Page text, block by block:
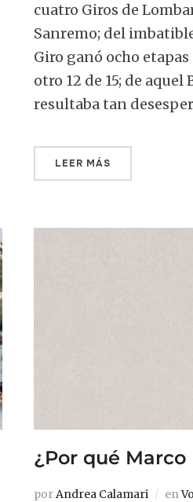
cuatro Giros de
Sanremo; del
Giro ganó ocho
otro 12 de 15; de
resultaba tan
LEER MÁS
¿Por qué Marco
porAndrea Calamari en